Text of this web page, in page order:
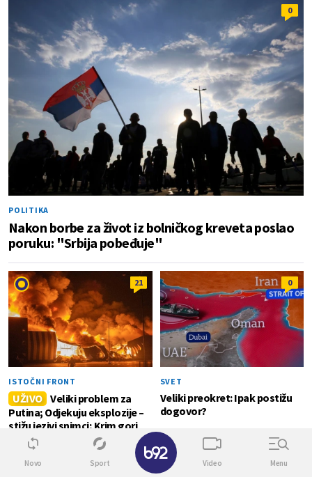
0
POLITIKA
Nakon borbe za život iz bolničkog kreveta poslao
poruku: "Srbija pobeđuje"
21
ISTOČNI FRONT
UŽIVO Veliki problem za
Putina; Odjekuju eksplozije –
stižu jezivi snimci; Krim gori
FOTO/VIDEO
0
SVET
Veliki preokret: Ipak postižu
dogovor?
POLITIKA
Novo Sport Video Menu
✕